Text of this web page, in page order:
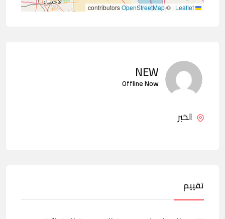
|
©
OpenStreetMap
NEW
Offline Now
الخبر
تقييم